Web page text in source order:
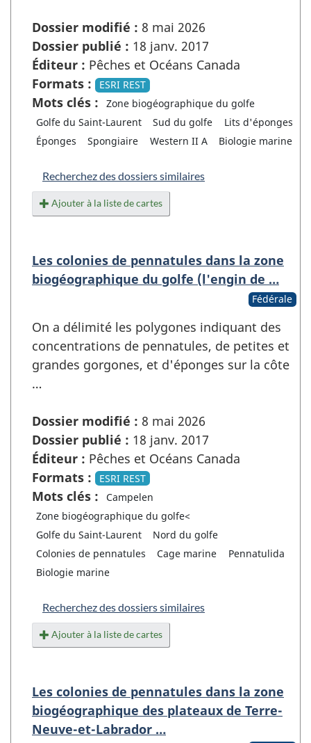
Dossier modifié : 8 mai 2026
Dossier publié : 18 janv. 2017
Éditeur : Pêches et Océans Canada
Formats :
ESRI REST
Mots clés :
Zone biogéographique du golfe
Golfe du Saint-Laurent
Sud du golfe
Lits d'éponges
Éponges
Spongiaire Western II A Biologie marine
Recherchez des dossiers similaires
Ajouter à la liste de cartes
Les colonies de pennatules dans la zone
biogéographique du golfe (l'engin de …
Fédérale
On a délimité les polygones indiquant des
concentrations de pennatules, de petites et
grandes gorgones, et d'éponges sur la côte
…
Dossier modifié : 8 mai 2026
Dossier publié : 18 janv. 2017
Éditeur : Pêches et Océans Canada
Formats :
ESRI REST
Mots clés :
Campelen
Zone biogéographique du golfe<
Golfe du Saint-Laurent
Nord du golfe
Colonies de pennatules
Cage marine
Pennatulida
Biologie marine
Recherchez des dossiers similaires
Ajouter à la liste de cartes
Les colonies de pennatules dans la zone
biogéographique des plateaux de Terre-
Neuve-et-Labrador …